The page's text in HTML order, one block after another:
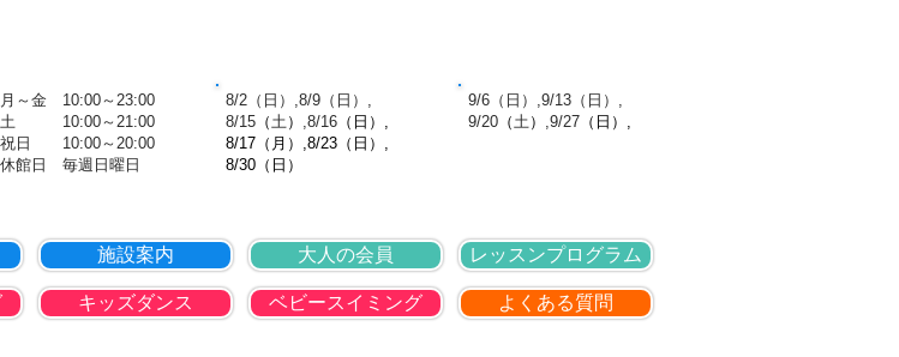
～金 10:00～23:00
10:00～21:00
日 10:00～20:00
館日 毎週日曜日
​ 8/2（日）,8/9（日）,
8/15 （土） ,8/16 （日 ）,
8/17（月）,8/23（日）,
8/30（日）
​ 9/6（日）,9/13（日）,
9/20 （土） ,9/27 （日 ）,
施設案内
キッズダンス
大人の会員
ベビースイミング
レッスンプログラム
よくある質問